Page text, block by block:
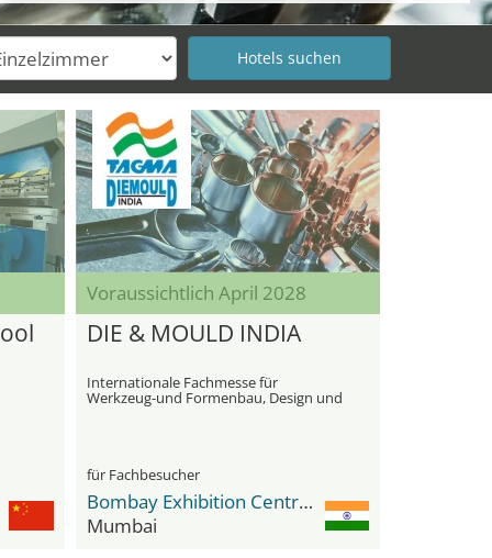
Voraussichtlich April 2028
DIE & MOULD INDIA
Internationale Fachmesse für
Werkzeug-und Formenbau, Design und
Produktentwicklung
für Fachbesucher
Bombay Exhibition Centre (BEC) NESCO
Mumbai